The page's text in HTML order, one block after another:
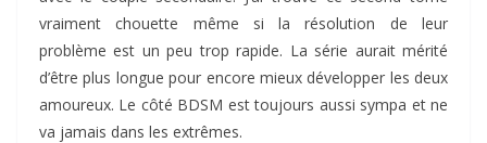
vraiment chouette même si la résolution de leur
problème est un peu trop rapide. La série aurait mérité
d’être plus longue pour encore mieux développer les deux
amoureux. Le côté BDSM est toujours aussi sympa et ne
va jamais dans les extrêmes.